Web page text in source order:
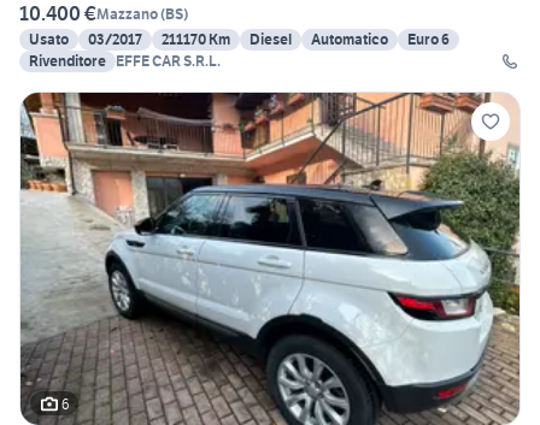
10.400 €Mazzano(BS)
Usato
03/2017 211170 Km Diesel Automatico
Euro 6
Rivenditore EFFE CAR S.R.L.
6